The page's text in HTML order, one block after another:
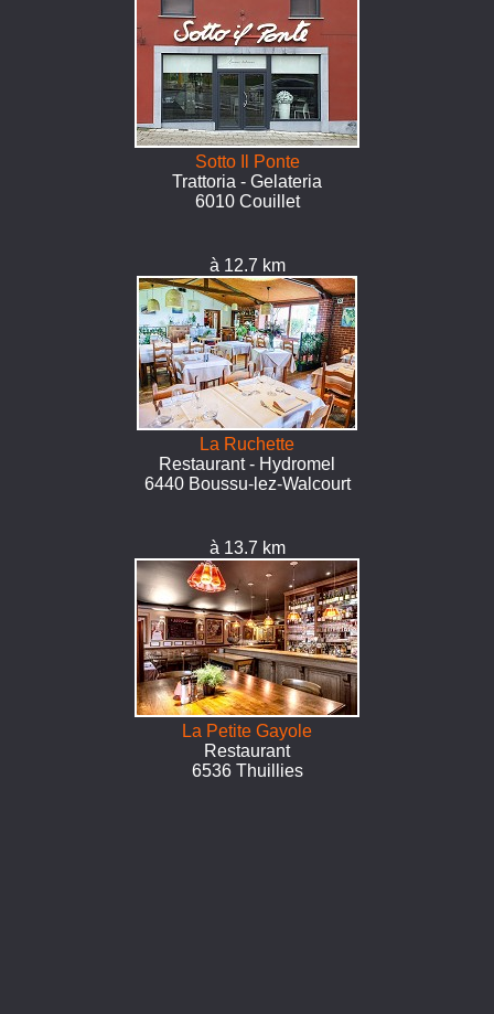
Sotto Il Ponte
Trattoria - Gelateria
6010 Couillet
à 12.7 km
La Ruchette
Restaurant - Hydromel
6440 Boussu-lez-Walcourt
à 13.7 km
La Petite Gayole
Restaurant
6536 Thuillies